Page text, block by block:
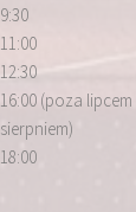
9:30
11:00
12:30
16:00 (poza lipcem
sierpniem)
18:00